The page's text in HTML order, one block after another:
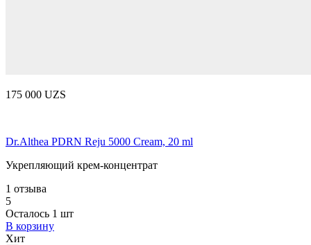
175 000 UZS
Dr.Althea PDRN Reju 5000 Cream, 20 ml
Укрепляющий крем-концентрат
1 отзыва
5
Осталось 1 шт
В корзину
Хит